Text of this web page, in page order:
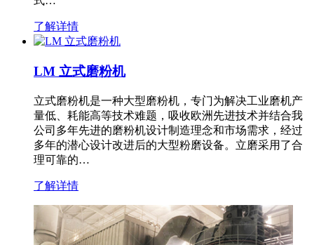
了解详情
LM 立式磨粉机
立式磨粉机是一种大型磨粉机，专门为解决工业磨机产
量低、耗能高等技术难题，吸收欧洲先进技术并结合我
公司多年先进的磨粉机设计制造理念和市场需求，经过
多年的潜心设计改进后的大型粉磨设备。立磨采用了合
理可靠的…
了解详情